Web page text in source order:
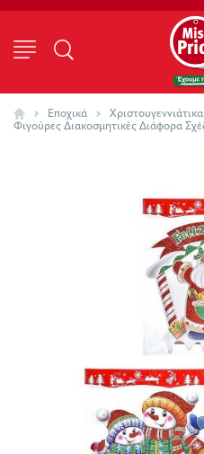
Εποχικά Χριστουγεννιάτικα
Φιγούρες Διακοσμητικές Διάφορα